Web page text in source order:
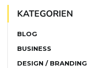
KATEGORIEN
BLOG
BUSINESS
DESIGN / BRANDING